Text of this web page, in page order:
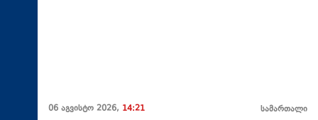
06 აგვისტო 2026, 14:21 სამართალი